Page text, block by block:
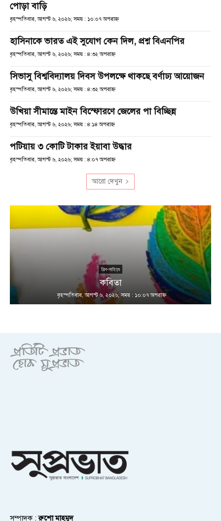
পোড়া বাড়ি
বৃহস্পতিবার, আগস্ট ৬, ২০২৬; সময় : ১০:০৭ অপরাহ্ণ
হাসিনাকে ভারত এই সুযোগ কেন দিল, প্রশ্ন বিএনপির
বৃহস্পতিবার, আগস্ট ৬, ২০২৬; সময় : ৪:৩২ অপরাহ্ণ
সিভাসু বিশ্ববিদ্যালয় দিবস উপলক্ষে থাকছে বর্ণাঢ্য আয়োজন
বৃহস্পতিবার, আগস্ট ৬, ২০২৬; সময় : ৪:৩২ অপরাহ্ণ
উখিয়া সীমান্তে মাইন বিস্ফোরণে জেলের পা বিচ্ছিন্ন
বৃহস্পতিবার, আগস্ট ৬, ২০২৬; সময় : ৪:১৪ অপরাহ্ণ
পটিয়ায় ৩ কোটি টাকার ইয়াবা উদ্ধার
বৃহস্পতিবার, আগস্ট ৬, ২০২৬; সময় : ৪:০৭ অপরাহ্ণ
আরো দেখুন
শিল্প-সাহিত্য
কবিতা
বৃহস্পতিবার, আগস্ট ৬, ২০২৬; সময় : ১০:০৭ অপরাহ্ণ
সম্পাদক :রুশো মাহমুদ